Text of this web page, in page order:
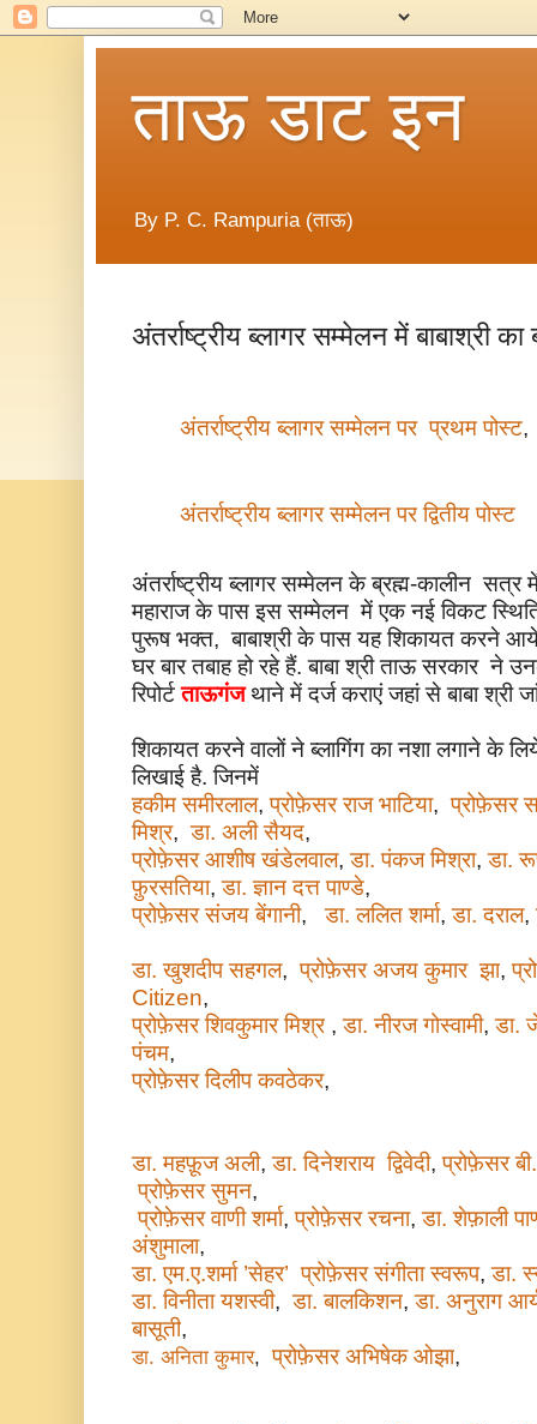
ताऊ डाट इन
By P. C. Rampuria (ताऊ)
अंतर्राष्ट्रीय ब्लागर सम्मेलन में बाबाश्री का
अंतर्राष्ट्रीय ब्लागर सम्मेलन पर प्रथम पोस्ट,
अंतर्राष्ट्रीय ब्लागर सम्मेलन परद्वितीय पोस्ट
अंतर्राष्ट्रीय ब्लागर सम्मेलन के ब्रह्म-कालीन सत्र
महाराज के पास इस सम्मेलन में एक नई विकट
पुरूष भक्त, बाबाश्री के पास यह शिकायत करने
घर बार तबाह हो रहे हैं. बाबा श्री ताऊ सरकार ने
रिपोर्टताऊगंजथाने में दर्ज कराएं जहां से बाबा श्री
शिकायत करने वालों ने ब्लागिंग का नशा लगाने के लिये
लिखाई है. जिनमें
हकीम समीरलाल,प्रोफ़ेसर राज भाटिया,प्रोफ़ेसर
मिश्र, डा. अली सैयद,
प्रोफ़ेसर आशीष खंडेलवाल,डा. पंकज मिश्रा,डा.
फ़ुरसतिया, डा. ज्ञान दत्त पाण्डे,
प्रोफ़ेसर संजय बेंगानी, डा. ललित शर्मा,डा. दराल,
डा. खुशदीप सहगल,प्रोफ़ेसर अजय कुमार झा,
Citizen,
प्रोफ़ेसर शिवकुमार मिश्र ,डा. नीरज गोस्वामी,डा.
पंचम,
प्रोफ़ेसर दिलीप कवठेकर,
डा. महफ़ूज अली, डा. दिनेशराय द्विवेदी,प्रोफ़ेसर
प्रोफ़ेसर सुमन,
प्रोफ़ेसर वाणी शर्मा,प्रोफ़ेसर रचना,डा. शेफ़ाली
अंशुमाला,
डा. एम.ए.शर्मा ’सेहर’ प्रोफ़ेसर संगीता स्वरूप,डा.
डा. विनीता यशस्वी,डा. बालकिशन,डा. अनुराग
बासूती,
डा. अनिता कुमार,प्रोफ़ेसर अभिषेक ओझा,